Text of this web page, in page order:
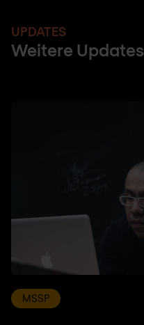
UPDATES
Weitere Updates
MSSP